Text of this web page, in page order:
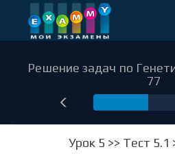
Решение задач по
77
Урок 5 >> Тест 5.1